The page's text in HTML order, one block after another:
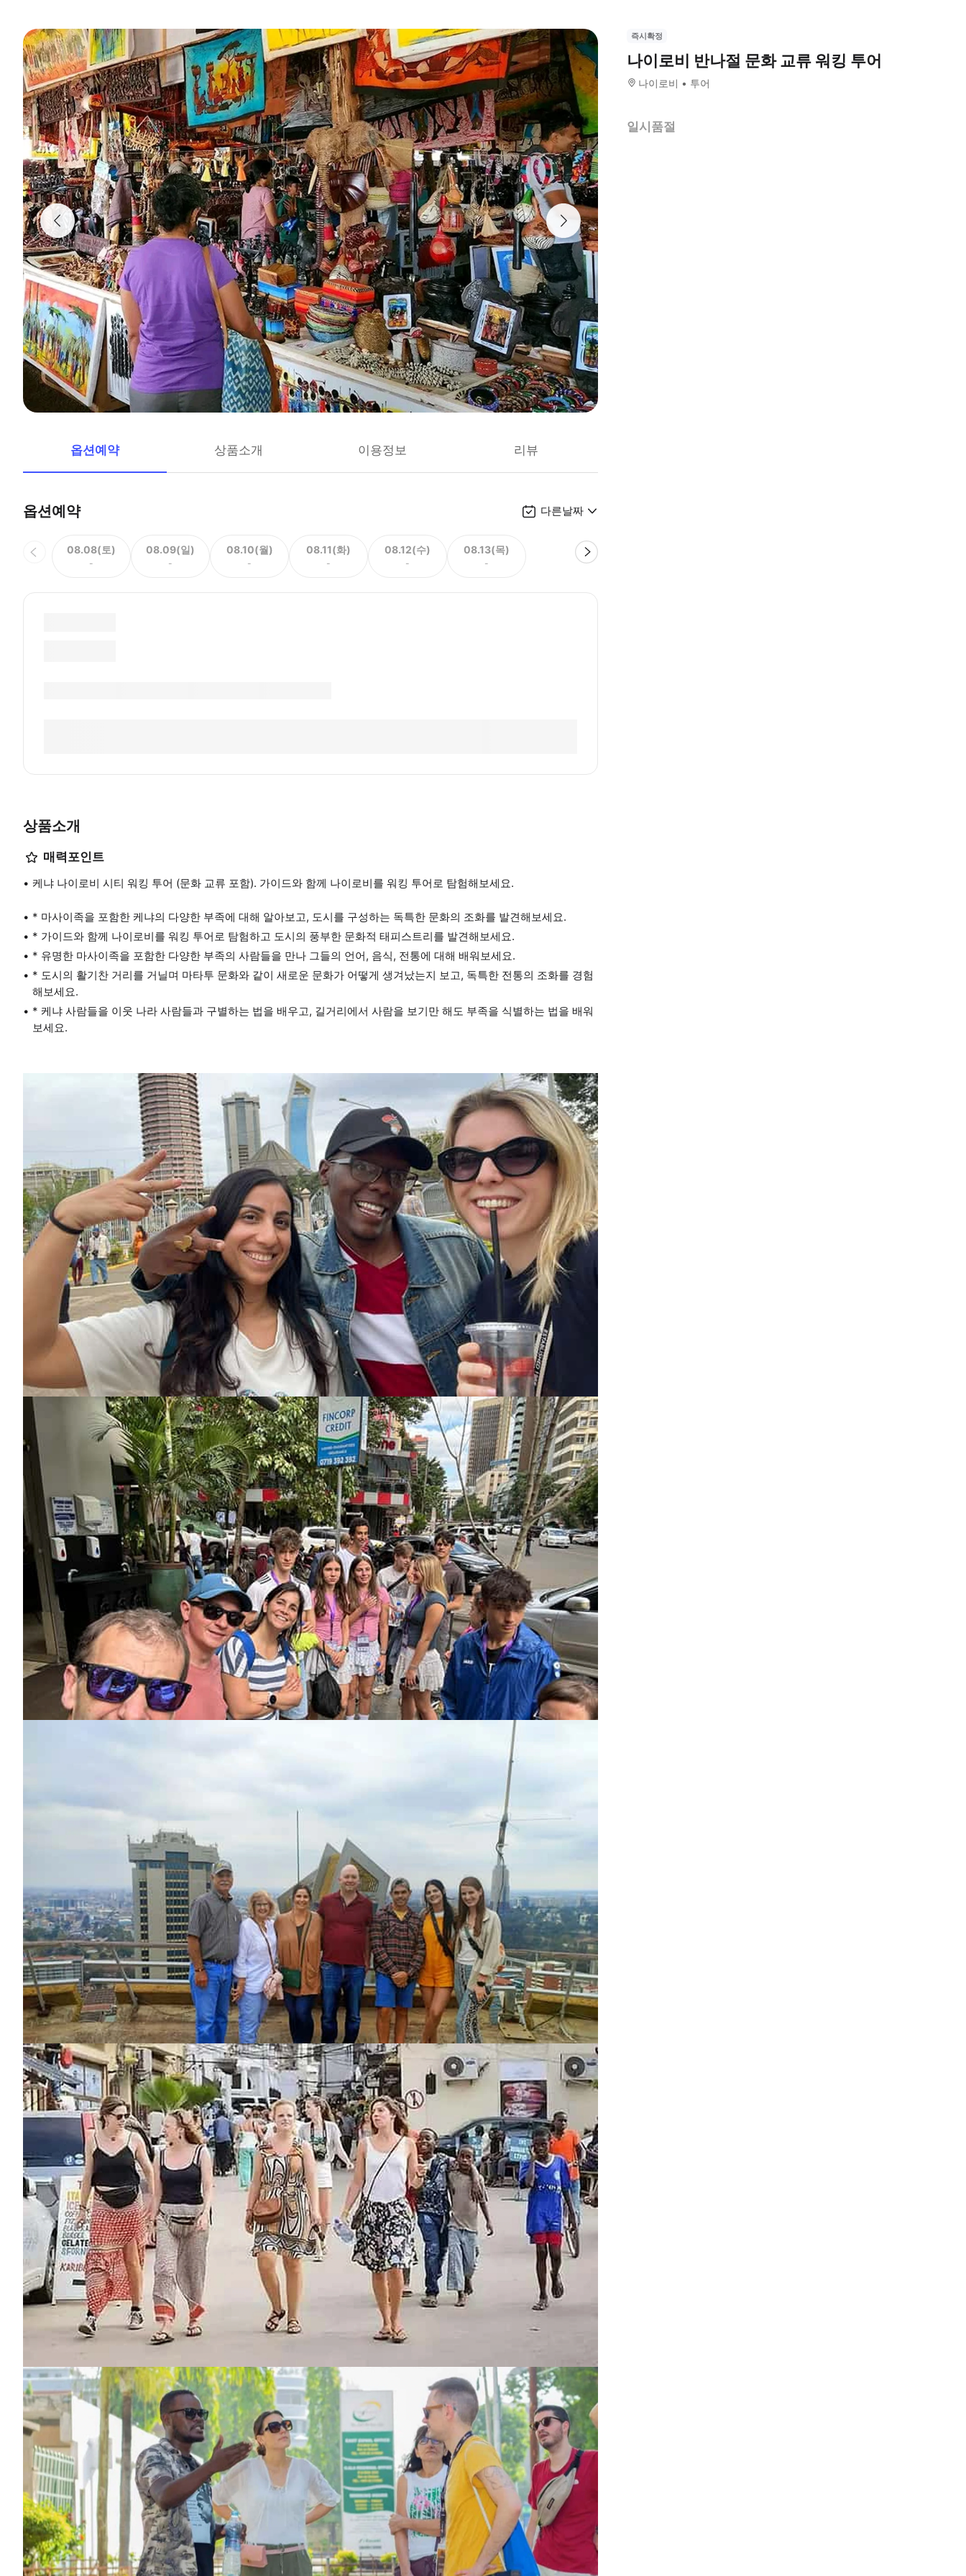
옵션예약 상품소개 이용정보 리뷰
옵션예약 다른날짜
08.08(토)
-
08.09(일)
-
08.10(월)
-
08.11(화)
-
08.12(수)
-
08.13(목)
-
상품소개
매력포인트
케냐 나이로비 시티 워킹 투어 (문화 교류 포함). 가이드와 함께 나이로비를 워킹 투어로 탐험해보세요.
* 마사이족을 포함한 케냐의 다양한 부족에 대해 알아보고, 도시를 구성하는 독특한 문화의 조화를 발견해보세요.
* 가이드와 함께 나이로비를 워킹 투어로 탐험하고 도시의 풍부한 문화적 태피스트리를 발견해보세요.
* 유명한 마사이족을 포함한 다양한 부족의 사람들을 만나 그들의 언어, 음식, 전통에 대해 배워보세요.
* 도시의 활기찬 거리를 거닐며 마타투 문화와 같이 새로운 문화가 어떻게 생겨났는지 보고, 독특한 전통의 조화를 경험
해보세요.
* 케냐 사람들을 이웃 나라 사람들과 구별하는 법을 배우고, 길거리에서 사람을 보기만 해도 부족을 식별하는 법을 배워
보세요.
즉시확정
나이로비 반나절 문화 교류 워킹 투어
나이로비 투어
일시품절